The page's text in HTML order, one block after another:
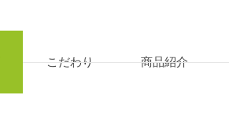
こだわり 商品紹介